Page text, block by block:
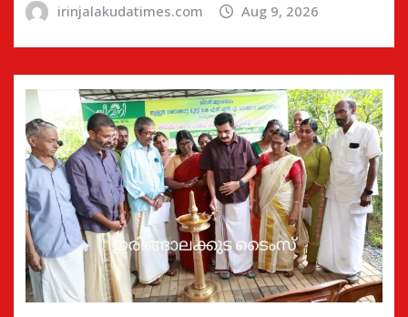
irinjalakudatimes.com Aug 9, 2026